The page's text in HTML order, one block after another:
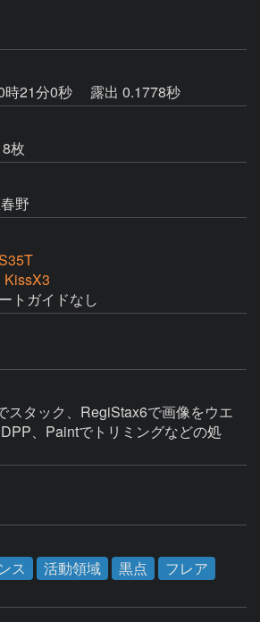
時21分0秒
露出 0.1778秒
枚
野
KissX3
トガイドなし
スタック、RegiStax6で画像をウエ
、Paintでトリミングなどの処
ス 活動領域 黒点
フレア